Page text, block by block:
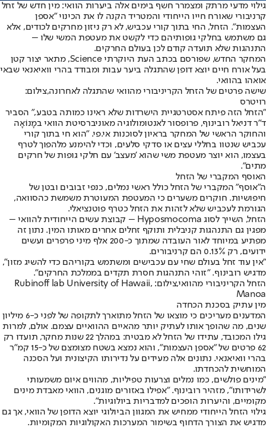
גילוי מדעי מרתק ומצמרר חשף בימים אלה ביערות הוואי: מין חדש של זחל
קרניבורי שאורח חייו הייחודי והמטריד הקנה לו את הכינוי "אספן
העצמות". הזחל, החי בתוך קורי עכביש, לא רק ניזון מחרקים לכודים, אלא
גם משתמש בחלקי גופותיהם כדי לקשט את מעטפת המשי שלו –
התנהגות שלא תועדה קודם לכן בעולם החרקים.
המחקר החדש, שפורסם בכתב העת היוקרתי Science, מתאר יצור קטן
בעל אורח חיים יוצא דופן שהתגלה ביער עבות ומבודד בהרי וואיאנאי שבאי
אואהו בהוואי.
שישה פרטים של הזחל הקריניבורי מהוואי שהתגלה לאחרונה,צילום:
רויטרס
"הזחל הזה פיתח אסטרטגיית הישרדות שלא ראינו כמותה בטבע," הסביר
ד"ר דניאל רובינוף, פרופסור לאנטומולוגיה מאוניברסיטת הוואי במָנוֹאָה
והחוקר הראשי של המחקר בראיון לסוכנות אי.פי. "הוא חי בתוך קורי
עכביש שנטוו בחללי עצים או סדקי סלעים, וכדי להימנע מלהפוך לטרף
בעצמו, הוא יוצר מעטפת משי שהוא 'מעצב' עם חלקי גופות של חרקים
מתים".
האוסף המקברי של הזחל
ה"אוסף" המקברי של הזחל כולל ראשי נמלים, כנפי זבובים ובטן של
חיפושיות. חוקרים משערים כי המעטפת המעוטרת משמשת כהסוואה,
הגורמת לעכביש שלא לזהות את הזחל כטרף פוטנציאלי.
הזחל, השייך לסוג Hyposmocoma – קבוצת עשים הייחודית להוואי –
מפגין גם התנהגות קניבלית ותוקף זחלים אחרים מאותו המין. נתון זה
מפתיע במיוחד לאור העובדה שמתוך כ-200 אלף מיני פרפרים ועשים
ידועים, רק 0.13% הם קרניבורים.
"אין עוד זחל בעולם שחי עם עכבישים ומשתמש בקוריהם כדי להשיג מזון",
מדגיש רובינוף. "זוהי התנהגות חסרת תקדים בממלכת החרקים".
הזחל הקריניבורי מהוואי,צילום: Rubinoff lab University of Hawaii,
Manoa
מין עתיק בסכנת הכחדה
המדענים מעריכים כי מוצאו של הזחל מתוארך לתקופה של לפני כ-6 מיליון
שנים, מה שהופך אותו לעתיק יותר מהאיים ההוואיים עצמם. אולם, למרות
גילו המכובד, עתידו של הזחל לא מבטיח: במהלך 22 שנות מחקר, תועדו רק
62 פרטים של "אספן העצמות", והוא נמצא בשטח מצומצם של כ-15 קמ"ר
בהרי וואיאנאי. נתונים אלה מעידים על נדירותו הקיצונית ועל הסכנה
המוחשית להכחדתו.
"מינים פולשים, כמו נמלים וצרעות טפיליות, מהווים איום משמעותי
לשרידותו", מזהיר רובינוף. "אפילו באזורים מוגנים, הוואי מאבדת מינים
מקומיים, והיערות הופכים למדבריות ביולוגיות".
גילוי הזחל הייחודי ממחיש את המגוון הביולוגי יוצא הדופן של הוואי, אך גם
מדגיש את הצורך הדחוף בשימור המערכות האקולוגיות המקומיות.